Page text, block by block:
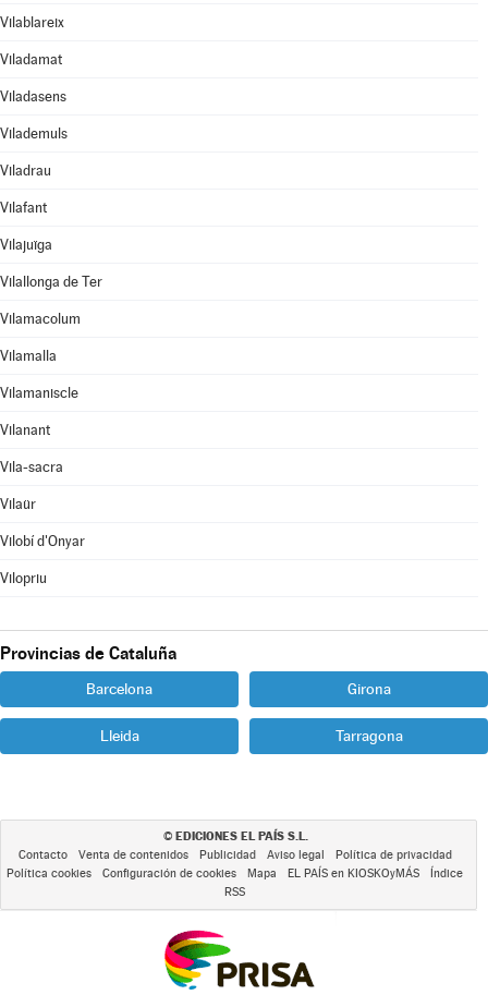
Vilablareix
Viladamat
Viladasens
Vilademuls
Viladrau
Vilafant
Vilajuïga
Vilallonga de Ter
Vilamacolum
Vilamalla
Vilamaniscle
Vilanant
Vila-sacra
Vilaür
Vilobí d'Onyar
Vilopriu
Provincias de Cataluña
Barcelona Girona
Lleida Tarragona
© EDICIONES EL PAÍS S.L.
Contacto Venta de contenidos Publicidad Aviso legal
Política de privacidad
Política cookies
Configuración de cookies Mapa EL PAÍS en KIOSKOyMÁS
Índice
RSS